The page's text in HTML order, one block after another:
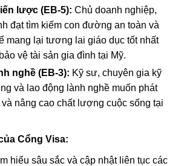
lược (EB-5): Chủ doanh nghiệp,
đạt tìm kiếm con đường an toàn và
mang lại tương lai giáo dục tốt nhất
vệ tài sản gia đình tại Mỹ.
nghề (EB-3): Kỹ sư, chuyên gia kỹ
và lao động lành nghề muốn phát
nâng cao chất lượng cuộc sống tại
Cổng Visa:
hiểu sâu sắc và cập nhật liên tục các